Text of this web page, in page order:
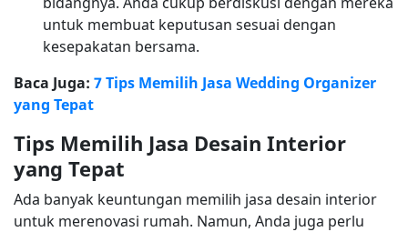
untuk membuat keputusan sesuai dengan
kesepakatan bersama.
Baca Juga: 7 Tips Memilih Jasa Wedding Organizer
yang Tepat
Tips Memilih Jasa Desain Interior
yang Tepat
Ada banyak keuntungan memilih jasa desain interior
untuk merenovasi rumah. Namun, Anda juga perlu